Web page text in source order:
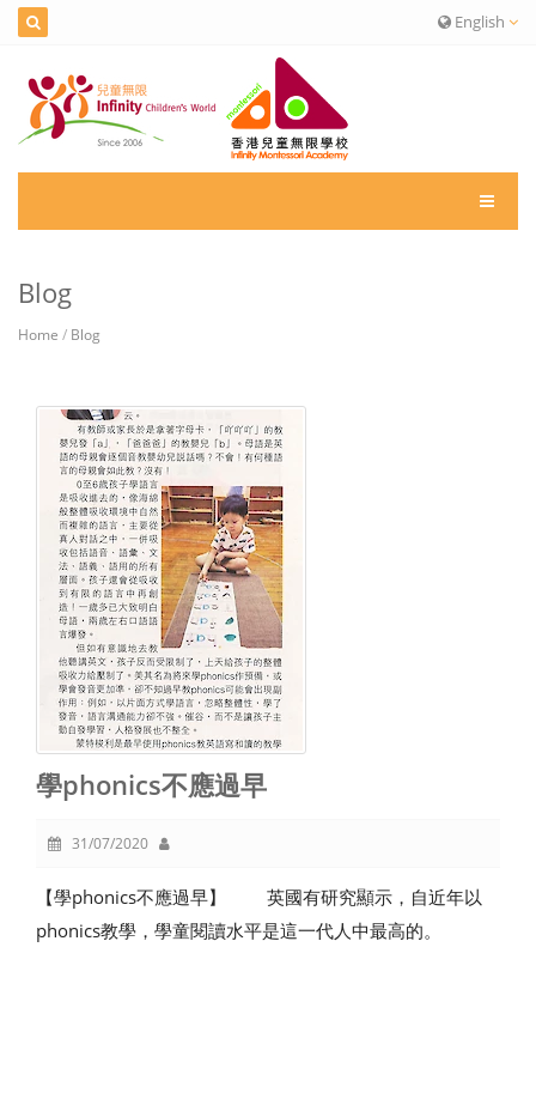
English
Blog
Home / Blog
學phonics不應過早
31/07/2020
【學phonics不應過早】 英國有研究顯示，自近年以
phonics教學，學童閱讀水平是這一代人中最高的。